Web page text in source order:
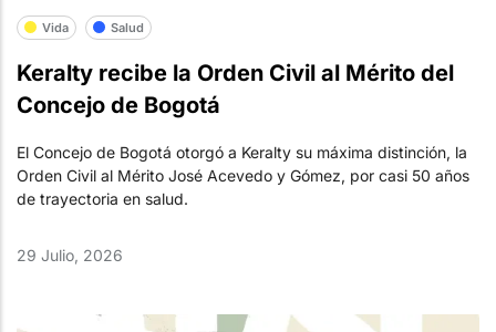
Vida Salud
Keralty recibe la Orden Civil al Mérito del
Concejo de Bogotá
El Concejo de Bogotá otorgó a Keralty su máxima distinción, la
Orden Civil al Mérito José Acevedo y Gómez, por casi 50 años
de trayectoria en salud.
29 Julio, 2026